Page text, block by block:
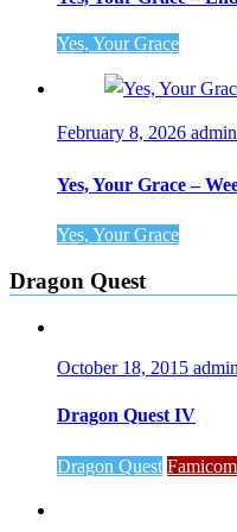
Yes, Your Grace
February 8, 2026 admin
Yes, Your Grace –
Yes, Your Grace
Dragon Quest
October 18, 2015 admin
Dragon Quest IV
Dragon Quest Famicom